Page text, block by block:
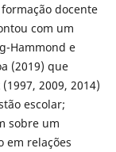
docente
com um
Hammond e
(2019) que
2009, 2014)
escolar;
sobre um
em relações